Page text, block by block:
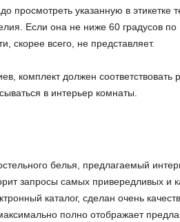
просмотреть указанную в этикетке
Если она не ниже 60 градусов по
скорее всего, не представляет.
комплект должен соответствовать
в интерьер комнаты.
белья, предлагаемый
запросы самых привередливых и
каталог, сделан очень
полно отображает